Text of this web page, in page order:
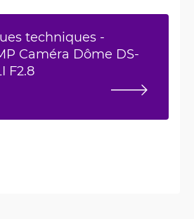
techniques -
Caméra Dôme DS-
F2.8